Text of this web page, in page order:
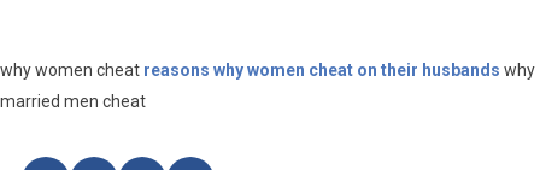
why women cheat reasons why women cheat on their husbands why
married men cheat